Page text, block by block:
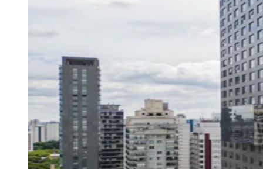
Publicidade Legal
Negócios Regionais
Turismo
Segurança Regional
Hospitais Estaduais
Parques & Represas
Cidades da Região
Santana de Parnaíba OsascoCarapicuíbaJandiraItapeviCotiaPirapora
do Bom JesusAraçariguamaCajamarCaieirasFranco da